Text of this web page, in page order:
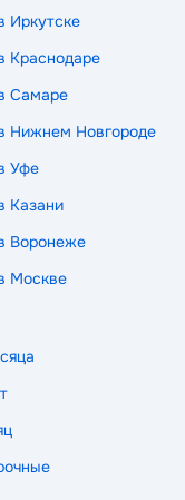
Иркутске
Краснодаре
Самаре
Нижнем Новгороде
Уфе
Казани
Воронеже
Москве